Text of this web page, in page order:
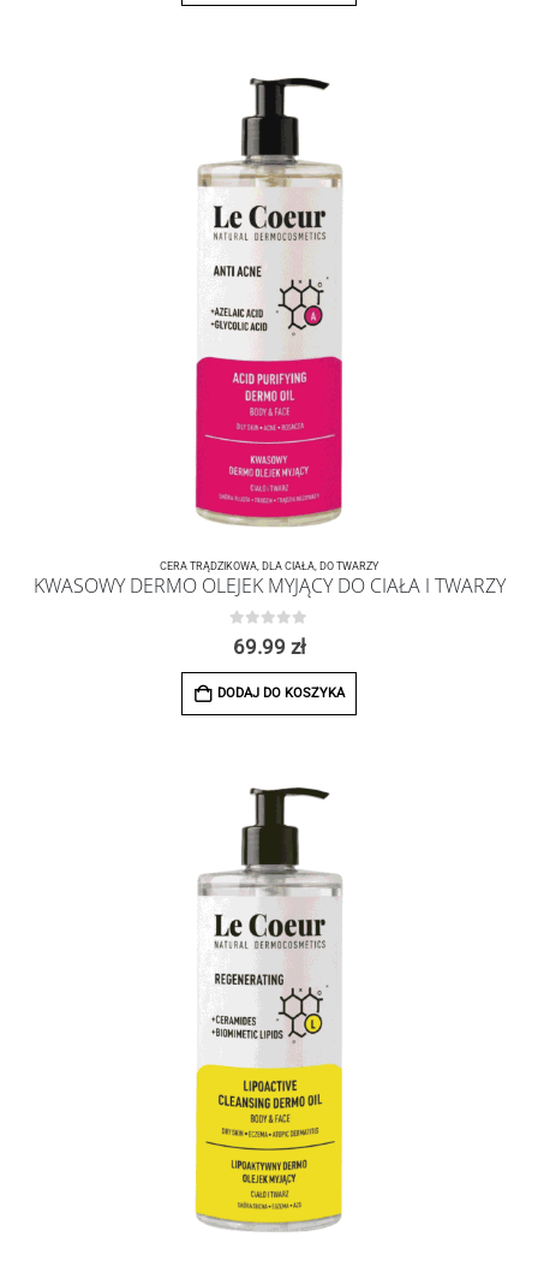
CERA TRĄDZIKOWA,DLA CIAŁA,DO TWARZY
KWASOWY DERMO OLEJEK MYJĄCY DO CIAŁA I TWARZY
0z 5
69.99 zł
DODAJ DO KOSZYKA